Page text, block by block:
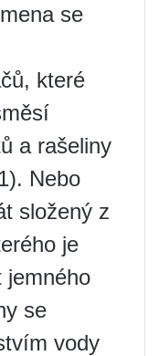
se
které
a rašeliny
Nebo
složený z
je
jemného
se
vody